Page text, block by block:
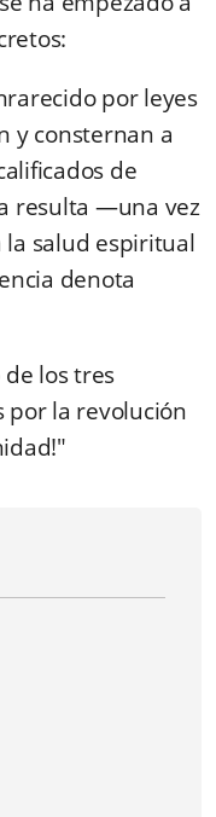
por leyes
y consternan a
de
resulta —una vez
salud espiritual
denota
los tres
por la revolución